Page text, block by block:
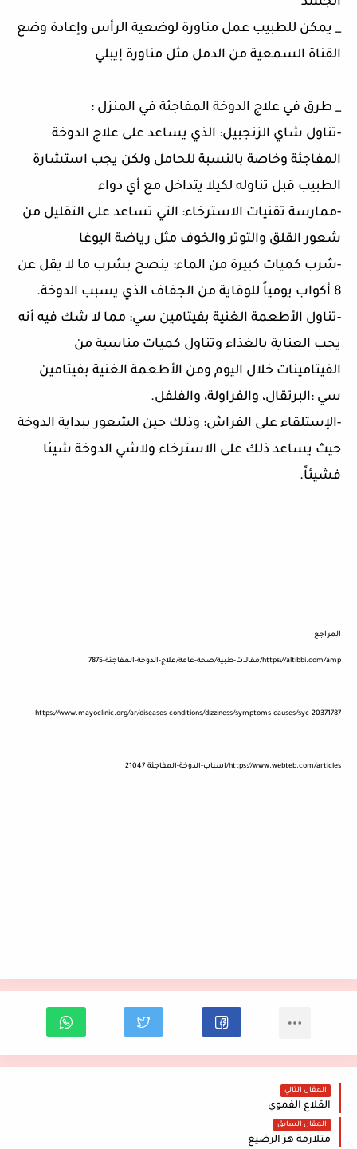
_ يمكن للطبيب عمل مناورة لوضعية الرأس وإعادة وضع
القناة السمعية من الدمل مثل مناورة إيبلي
_ طرق في علاج الدوخة المفاجئة في المنزل :
-تناول شاي الزنجبيل: الذي يساعد على علاج الدوخة
المفاجئة وخاصة بالنسبة للحامل ولكن يجب استشارة
الطبيب قبل تناوله لكيلا يتداخل مع أي دواء
-ممارسة تقنيات الاسترخاء: التي تساعد على التقليل من
شعور القلق والتوتر والخوف مثل رياضة اليوغا
-شرب كميات كبيرة من الماء: ينصح بشرب ما لا يقل عن
8 أكواب يومياً للوقاية من الجفاف الذي يسبب الدوخة.
-تناول الأطعمة الغنية بفيتامين سي: مما لا شك فيه أنه
يجب العناية بالغذاء وتناول كميات مناسبة من
الفيتامينات خلال اليوم ومن الأطعمة الغنية بفيتامين
سي :البرتقال، والفراولة، والفلفل.
-الإستلقاء على الفراش: وذلك حين الشعور ببداية الدوخة
حيث يساعد ذلك على الاسترخاء ولاشي الدوخة شيئا
فشيئاً.
المراجع :
https://altibbi.com/amp/مقالات-طبية/صحة-عامة/علاج-الدوخة-المفاجئة-7875
https://www.mayoclinic.org/ar/diseases-conditions/dizziness/symptoms-causes/syc-20371787
https://www.webteb.com/articles/اسباب-الدوخة-المفاجئة_21047
المقال التالي
القلاع الفموي
المقال السابق
متلازمة هز الرضيع